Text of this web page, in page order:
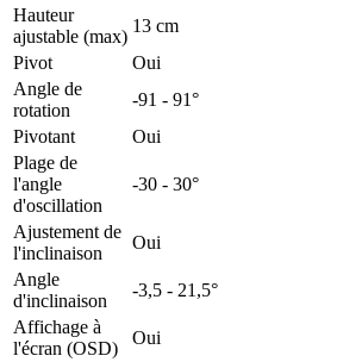
Hauteur
ajustable (max)
13 cm
Pivot
Oui
Angle de
rotation
-91 - 91°
Pivotant
Oui
Plage de
l'angle
d'oscillation
-30 - 30°
Ajustement de
l'inclinaison
Oui
Angle
d'inclinaison
-3,5 - 21,5°
Affichage à
l'écran (OSD)
Oui